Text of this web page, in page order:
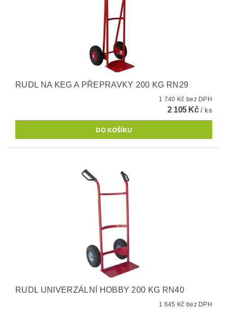
RUDL NA KEG A PŘEPRAVKY 200 KG RN29
1 740 Kč bez DPH
2 105 Kč/ ks
RUDL UNIVERZÁLNÍ HOBBY 200 KG RN40
1 645 Kč bez DPH